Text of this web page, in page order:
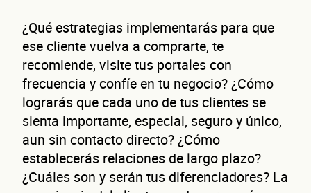
¿Qué estrategias implementarás para que
ese cliente vuelva a comprarte, te
recomiende, visite tus portales con
frecuencia y confíe en tu negocio? ¿Cómo
lograrás que cada uno de tus clientes se
sienta importante, especial, seguro y único,
aun sin contacto directo? ¿Cómo
establecerás relaciones de largo plazo?
¿Cuáles son y serán tus diferenciadores? La